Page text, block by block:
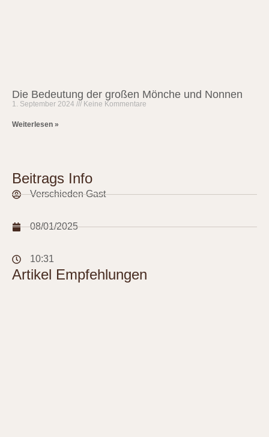
Die Bedeutung der großen Mönche und Nonnen
1. September 2024 Keine Kommentare
Weiterlesen »
Beitrags Info
Verschieden Gast
08/01/2025
10:31
Artikel Empfehlungen